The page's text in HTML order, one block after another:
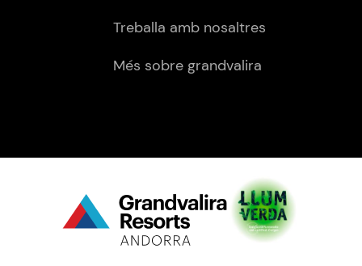
Treballa amb nosaltres
Més sobre grandvalira